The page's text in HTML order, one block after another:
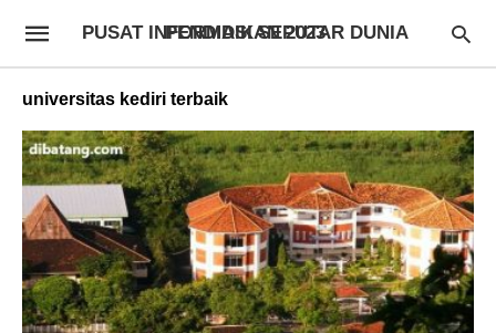
PUSAT INFORMASI SEPUTAR DUNIA PENDIDIKAN 2023
universitas kediri terbaik